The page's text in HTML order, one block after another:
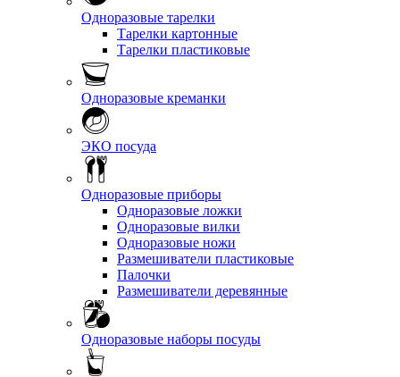
Одноразовые тарелки
Тарелки картонные
Тарелки пластиковые
Одноразовые креманки
ЭКО посуда
Одноразовые приборы
Одноразовые ложки
Одноразовые вилки
Одноразовые ножи
Размешиватели пластиковые
Палочки
Размешиватели деревянные
Одноразовые наборы посуды